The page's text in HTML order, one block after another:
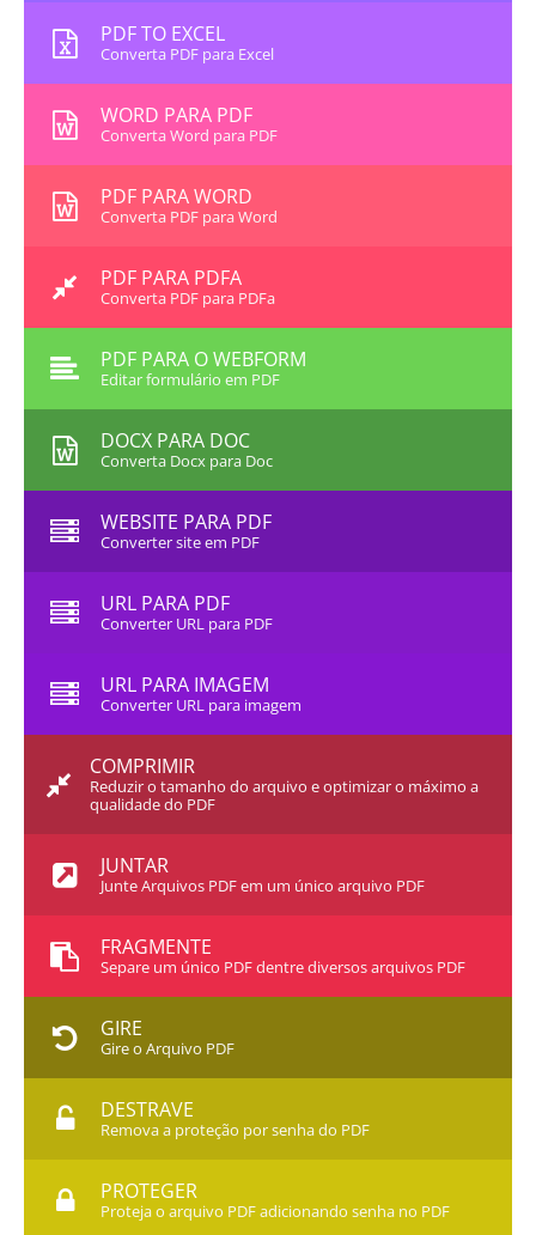
PDF TO EXCEL
Converta PDF para Excel
WORD PARA PDF
Converta Word para PDF
PDF PARA WORD
Converta PDF para Word
PDF PARA PDFA
Converta PDF para PDFa
PDF PARA O WEBFORM
Editar formulário em PDF
DOCX PARA DOC
Converta Docx para Doc
WEBSITE PARA PDF
Converter site em PDF
URL PARA PDF
Converter URL para PDF
URL PARA IMAGEM
Converter URL para imagem
COMPRIMIR
Reduzir o tamanho do arquivo e optimizar o máximo a
qualidade do PDF
JUNTAR
Junte Arquivos PDF em um único arquivo PDF
FRAGMENTE
Separe um único PDF dentre diversos arquivos PDF
GIRE
Gire o Arquivo PDF
DESTRAVE
Remova a proteção por senha do PDF
PROTEGER
Proteja o arquivo PDF adicionando senha no PDF